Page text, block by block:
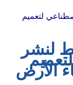
يخطط لنشر 4000 قمر اصطناعي لتعميم
لنشر
الأرض